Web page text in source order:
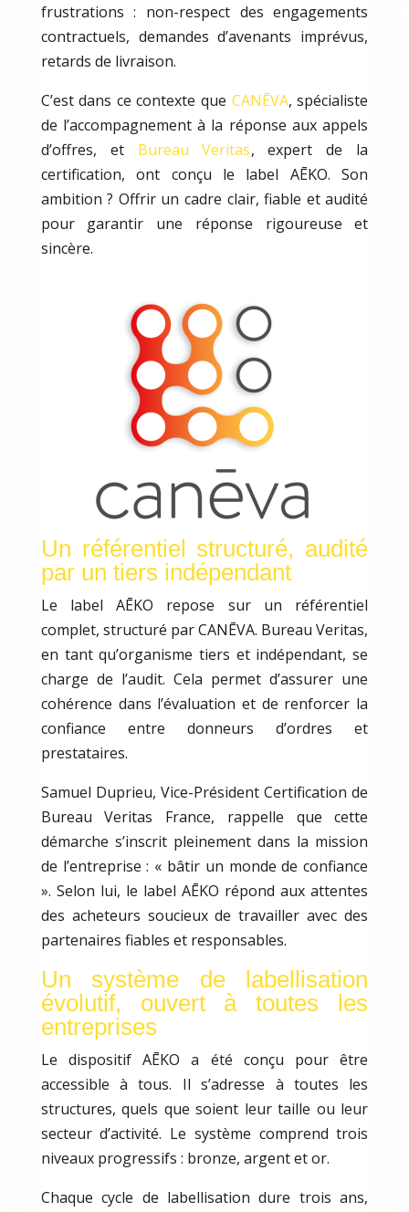
frustrations : non-respect des engagements
contractuels, demandes d’avenants imprévus,
retards de livraison.
C’est dans ce contexte que CANĒVA, spécialiste
de l’accompagnement à la réponse aux appels
d’offres, et Bureau Veritas, expert de la
certification, ont conçu le label AĒKO. Son
ambition ? Offrir un cadre clair, fiable et audité
pour garantir une réponse rigoureuse et
sincère.
Un référentiel structuré, audité
par un tiers indépendant
Le label AĒKO repose sur un référentiel
complet, structuré par CANĒVA. Bureau Veritas,
en tant qu’organisme tiers et indépendant, se
charge de l’audit. Cela permet d’assurer une
cohérence dans l’évaluation et de renforcer la
confiance entre donneurs d’ordres et
prestataires.
Samuel Duprieu, Vice-Président Certification de
Bureau Veritas France, rappelle que cette
démarche s’inscrit pleinement dans la mission
de l’entreprise : « bâtir un monde de confiance
». Selon lui, le label AĒKO répond aux attentes
des acheteurs soucieux de travailler avec des
partenaires fiables et responsables.
Un système de labellisation
évolutif, ouvert à toutes les
entreprises
Le dispositif AĒKO a été conçu pour être
accessible à tous. Il s’adresse à toutes les
structures, quels que soient leur taille ou leur
secteur d’activité. Le système comprend trois
niveaux progressifs : bronze, argent et or.
Chaque cycle de labellisation dure trois ans,